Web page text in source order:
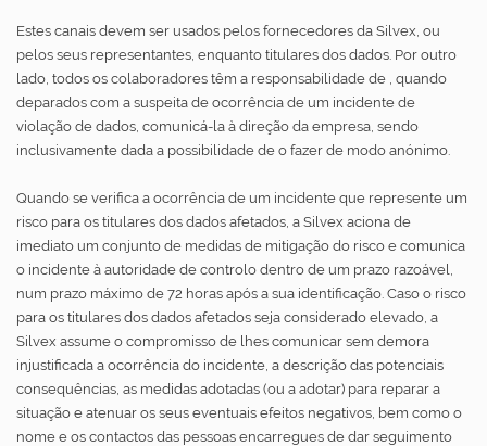
Estes canais devem ser usados pelos fornecedores da Silvex, ou
pelos seus representantes, enquanto titulares dos dados. Por outro
lado, todos os colaboradores têm a responsabilidade de , quando
deparados com a suspeita de ocorrência de um incidente de
violação de dados, comunicá-la à direção da empresa, sendo
inclusivamente dada a possibilidade de o fazer de modo anónimo.
Quando se verifica a ocorrência de um incidente que represente um
risco para os titulares dos dados afetados, a Silvex aciona de
imediato um conjunto de medidas de mitigação do risco e comunica
o incidente à autoridade de controlo dentro de um prazo razoável,
num prazo máximo de 72 horas após a sua identificação. Caso o risco
para os titulares dos dados afetados seja considerado elevado, a
Silvex assume o compromisso de lhes comunicar sem demora
injustificada a ocorrência do incidente, a descrição das potenciais
consequências, as medidas adotadas (ou a adotar) para reparar a
situação e atenuar os seus eventuais efeitos negativos, bem como o
nome e os contactos das pessoas encarregues de dar seguimento